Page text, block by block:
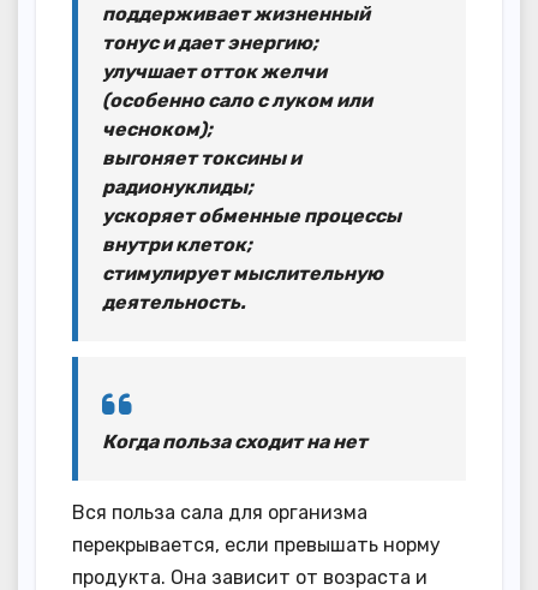
поддерживает жизненный
тонус и дает энергию;
улучшает отток желчи
(особенно сало с луком или
чесноком);
выгоняет токсины и
радионуклиды;
ускоряет обменные процессы
внутри клеток;
стимулирует мыслительную
деятельность.
Когда польза сходит на нет
Вся польза сала для организма
перекрывается, если превышать норму
продукта. Она зависит от возраста и